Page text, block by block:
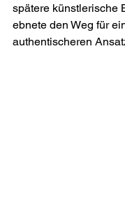
spätere künstlerische
ebnete den Weg für
authentischeren